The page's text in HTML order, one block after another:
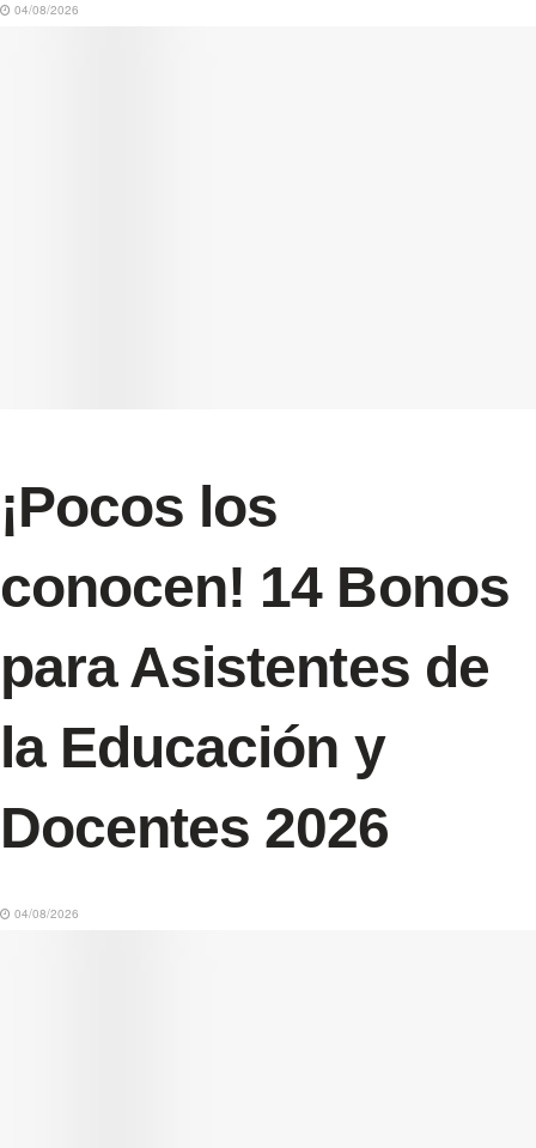
04/08/2026
¡Pocos los
conocen! 14 Bonos
para Asistentes de
la Educación y
Docentes 2026
04/08/2026